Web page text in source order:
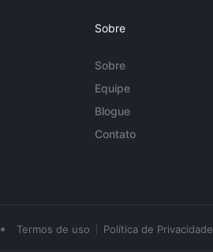
Sobre
Sobre
Equipe
Blogue
Contato
• Termos de uso Política de Privacidade